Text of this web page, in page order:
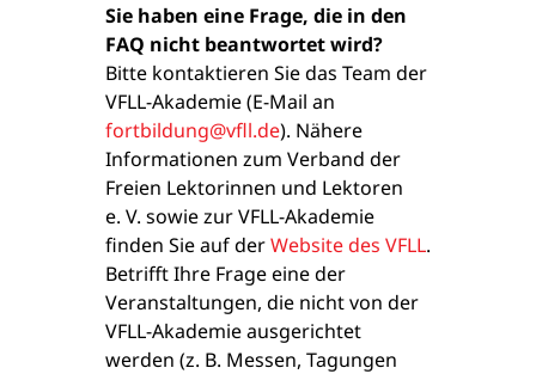
Sie haben eine Frage, die in den
FAQ nicht beantwortet wird?
Bitte kontaktieren Sie das Team der
VFLL-Akademie (E-Mail an
fortbildung@vfll.de). Nähere
Informationen zum Verband der
Freien Lektorinnen und Lektoren
e. V. sowie zur VFLL-Akademie
finden Sie auf derWebsite des VFLL.
Betrifft Ihre Frage eine der
Veranstaltungen, die nicht von der
VFLL-Akademie ausgerichtet
werden (z. B. Messen, Tagungen